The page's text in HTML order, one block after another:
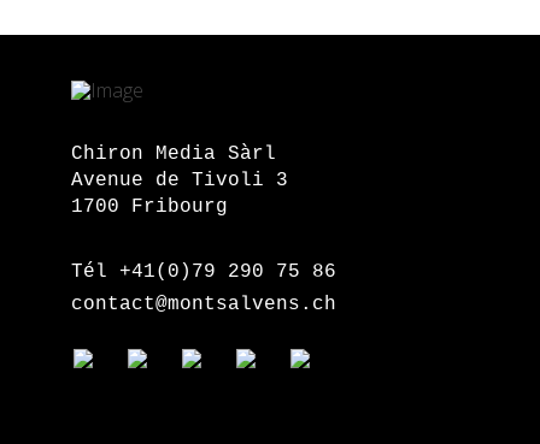
Chiron Media Sàrl
Avenue de Tivoli 3
1700 Fribourg
Tél +41(0)79 290 75 86
contact@montsalvens.ch